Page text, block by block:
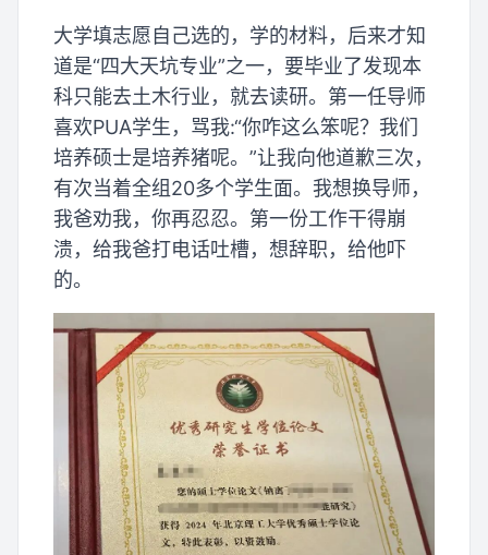
大学填志愿自己选的，学的材料，后来才知
道是“四大天坑专业”之一，要毕业了发现本
科只能去土木行业，就去读研。第一任导师
喜欢PUA学生，骂我:“你咋这么笨呢？我们
培养硕士是培养猪呢。”让我向他道歉三次，
有次当着全组20多个学生面。我想换导师，
我爸劝我，你再忍忍。第一份工作干得崩
溃，给我爸打电话吐槽，想辞职，给他吓
的。